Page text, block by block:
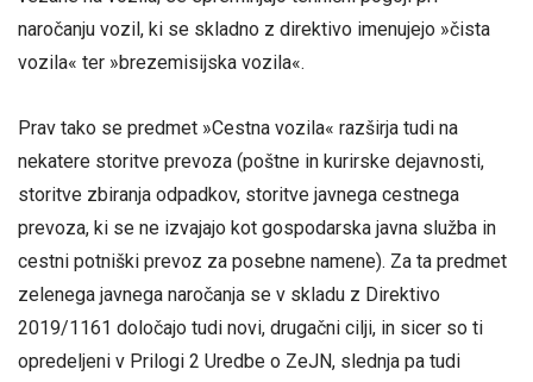
naročanju vozil, ki se skladno z direktivo imenujejo »čista
vozila« ter »brezemisijska vozila«.
Prav tako se predmet »Cestna vozila« razširja tudi na
nekatere storitve prevoza (poštne in kurirske dejavnosti,
storitve zbiranja odpadkov, storitve javnega cestnega
prevoza, ki se ne izvajajo kot gospodarska javna služba in
cestni potniški prevoz za posebne namene). Za ta predmet
zelenega javnega naročanja se v skladu z Direktivo
2019/1161 določajo tudi novi, drugačni cilji, in sicer so ti
opredeljeni v Prilogi 2 Uredbe o ZeJN, slednja pa tudi